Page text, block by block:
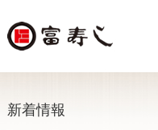
新着情報